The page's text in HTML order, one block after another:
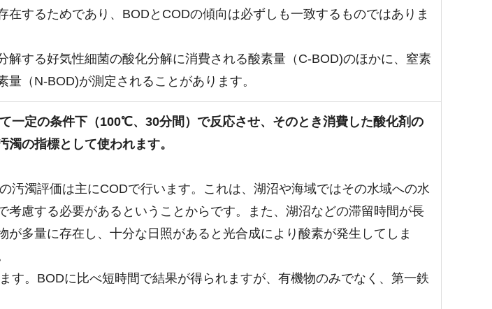
するためであり、BODとCODの傾向は必ずしも一致するものではありま
解する好気性細菌の酸化分解に消費される酸素量（C-BOD)のほかに、窒素
（N-BOD)が測定されることがあります。
一定の条件下（100℃、30分間）で反応させ、そのとき消費した酸化剤の
の指標として使われます。
汚濁評価は主にCODで行います。これは、湖沼や海域ではその水域への水
慮する必要があるということからです。また、湖沼などの滞留時間が長
多量に存在し、十分な日照があると光合成により酸素が発生してしま
す。BODに比べ短時間で結果が得られますが、有機物のみでなく、第一鉄